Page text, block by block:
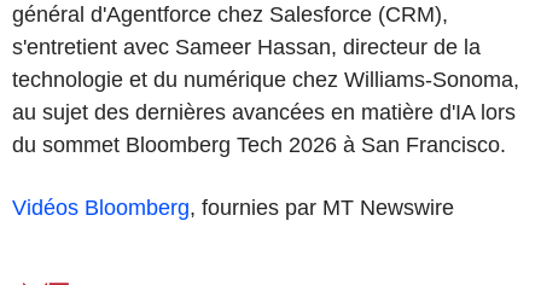
général d'Agentforce chez Salesforce (CRM),
s'entretient avec Sameer Hassan, directeur de la
technologie et du numérique chez Williams-Sonoma,
au sujet des dernières avancées en matière d'IA lors
du sommet Bloomberg Tech 2026 à San Francisco.
Vidéos Bloomberg, fournies par MT Newswire